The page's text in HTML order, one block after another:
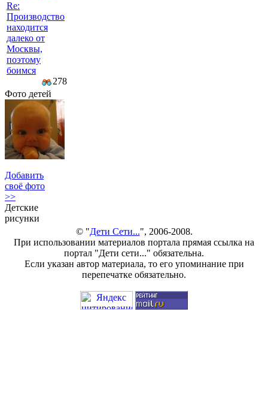
Re:
Производство
находится
далеко от
Москвы,
поэтому
боимся
278
Фото детей
Добавить
своё фото
>>
Детские
рисунки
© "Дети Сети...", 2006-2008.
При использовании материалов портала прямая ссылка на
портал "Дети сети..." обязательна.
Если указан автор материала, то его упоминание при
перепечатке обязательно.